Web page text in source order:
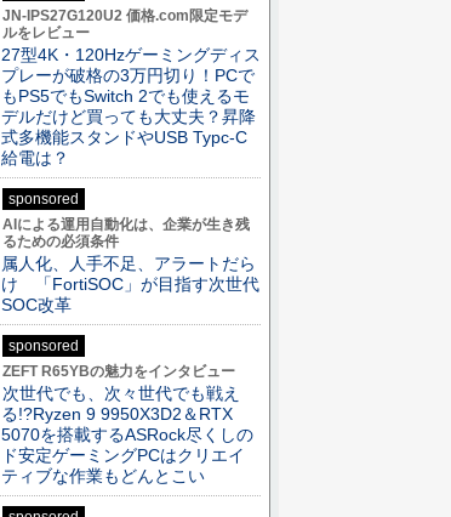
JN-IPS27G120U2 価格.com限定モデ
ルをレビュー
27型4K・120Hzゲーミングディス
プレーが破格の3万円切り！PCで
もPS5でもSwitch 2でも使えるモ
デルだけど買っても大丈夫？昇降
式多機能スタンドやUSB Typc-C
給電は？
sponsored
AIによる運用自動化は、企業が生き残
るための必須条件
属人化、人手不足、アラートだら
け 「FortiSOC」が目指す次世代
SOC改革
sponsored
ZEFT R65YBの魅力をインタビュー
次世代でも、次々世代でも戦え
る!?Ryzen 9 9950X3D2＆RTX
5070を搭載するASRock尽くしの
ド安定ゲーミングPCはクリエイ
ティブな作業もどんとこい